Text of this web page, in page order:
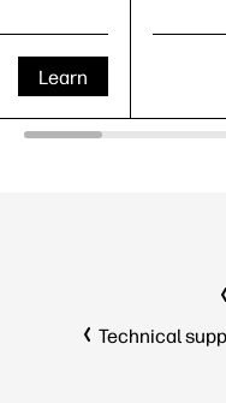
Learn
Technical